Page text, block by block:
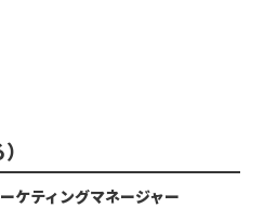
ケティングマネージャー